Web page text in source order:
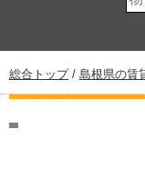
現
在
位
総合トップ/ 島根県の賃